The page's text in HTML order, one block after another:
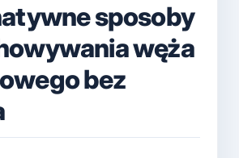
sposoby
węża
bez